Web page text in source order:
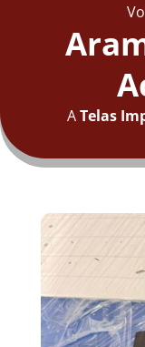
ATelas